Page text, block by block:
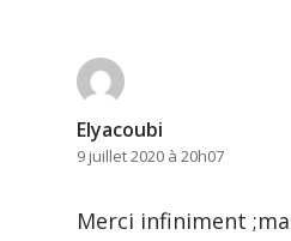
Elyacoubi
9 juillet 2020 à 20h07
Merci infiniment